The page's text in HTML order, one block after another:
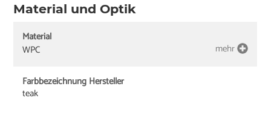
Material und Optik
Material
WPC
mehr
Farbbezeichnung Hersteller
teak